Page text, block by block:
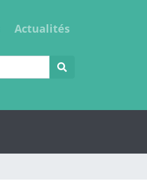
Actualités